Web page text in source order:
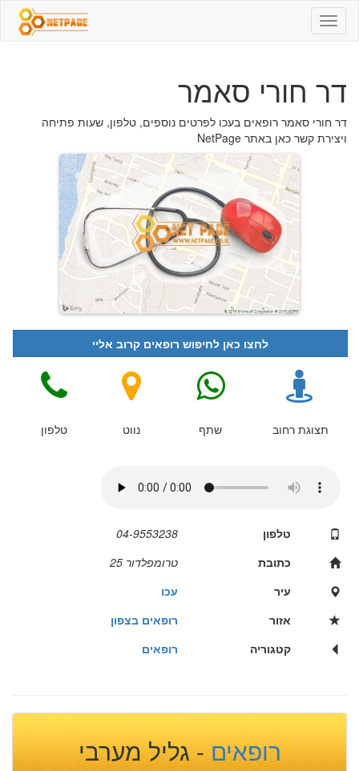
דר
חורי
04-
9553238
-
רופאים
דר חורי סאמר
דר חורי סאמר רופאים בעכו לפרטים נוספים, טלפון, שעות פתיחה
ויצירת קשר כאן באתר NetPage
לחצו כאן לחיפוש רופאים קרוב אליי
תצוגת רחוב שתף נווט טלפון
טלפון
04-9553238
כתובת
טרומפלדור 25
עיר
עכו
אזור
רופאים בצפון
קטגוריה
רופאים
רופאים- גליל מערבי